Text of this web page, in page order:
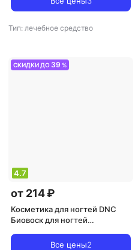
Тип: лечебное средство
СКИДКИ ДО 39 %
4.7
от 214 ₽
Косметика для ногтей DNC
Биовоск для ногтей
Все цены2